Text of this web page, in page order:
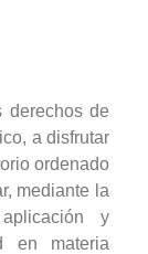
derechos de
a disfrutar
ordenado
mediante la
y
en materia